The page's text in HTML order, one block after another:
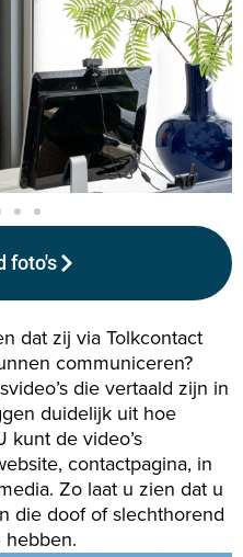
foto's
dat zij via Tolkcontact
communiceren?
die vertaald zijn in
duidelijk uit hoe
kunt de video’s
contactpagina, in
Zo laat u zien dat u
die doof of slechthorend